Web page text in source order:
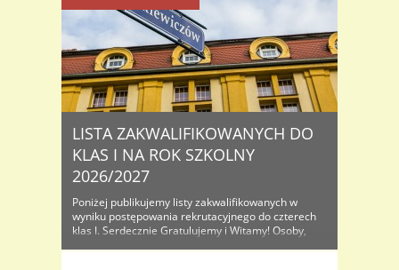
LISTA ZAKWALIFIKOWANYCH DO
KLAS I NA ROK SZKOLNY
2026/2027
Poniżej publikujemy listy zakwalifikowanych w
wyniku postępowania rekrutacyjnego do czterech
klas I. Serdecznie Gratulujemy i Witamy! Osoby,